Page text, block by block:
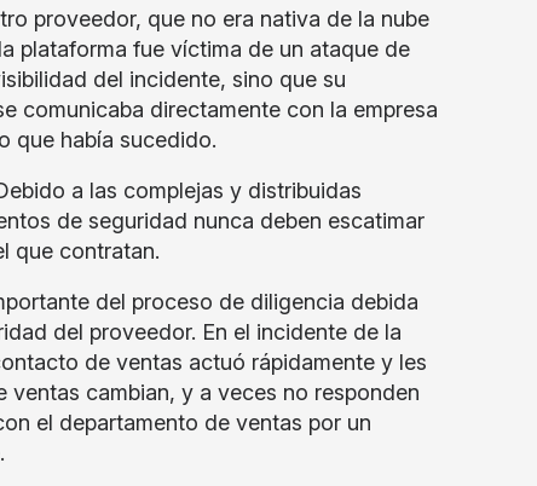
proveedor, que no era nativa de la nube
plataforma fue víctima de un ataque de
del incidente, sino que su
comunicaba directamente con la empresa
que había sucedido.
a las complejas y distribuidas
de seguridad nunca deben escatimar
que contratan.
del proceso de diligencia debida
del proveedor. En el incidente de la
de ventas actuó rápidamente y les
cambian, y a veces no responden
el departamento de ventas por un